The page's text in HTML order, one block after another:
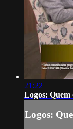
21:22
Logos: Quem
Logos: